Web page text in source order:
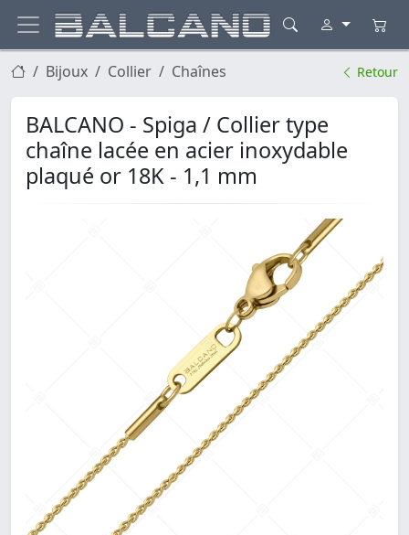
Bijoux Collier Chaînes Retour
BALCANO - Spiga / Collier type
chaîne lacée en acier inoxydable
plaqué or 18K - 1,1 mm